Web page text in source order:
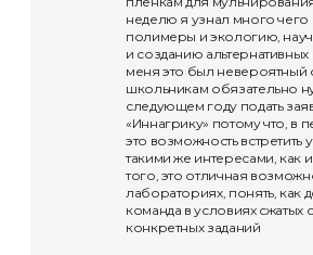
неделю я узнал много
полимеры и экологию,
и созданию
меня это был невероятный
школьникам обязательно
следующем году подать
«Иннагрику» потому что, в
это возможность встретить
такими же интересами, как
того, это отличная
лабораториях, понять, как
команда в условиях сжатых
конкретных заданий